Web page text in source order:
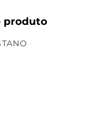
produto